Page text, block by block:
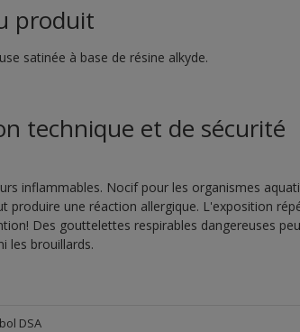
produit
satinée à base de résine alkyde.
technique et de sécurité
inflammables. Nocif pour les organismes
produire une réaction allergique. L'exposition
Des gouttelettes respirables dangereuses
les brouillards.
DSA